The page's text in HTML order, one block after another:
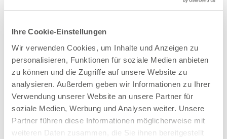
Ihre Cookie-Einstellungen
Wir verwenden Cookies, um Inhalte und Anzeigen zu
personalisieren, Funktionen für soziale Medien anbieten
zu können und die Zugriffe auf unsere Website zu
analysieren. Außerdem geben wir Informationen zu Ihrer
Verwendung unserer Website an unsere Partner für
soziale Medien, Werbung und Analysen weiter. Unsere
Partner führen diese Informationen möglicherweise mit
weiteren Daten zusammen, die Sie ihnen bereitgestellt
Rolltop Rucksack
15.00